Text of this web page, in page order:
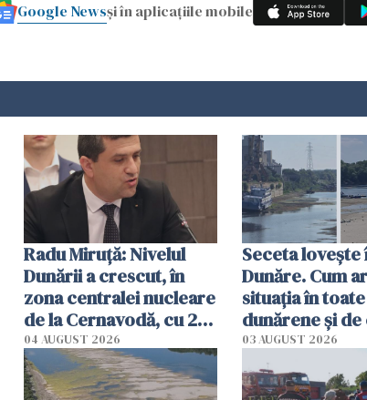
Google Newsși în aplicațiile mobile
Radu Miruţă: Nivelul
Dunării a crescut, în
zona centralei nucleare
de la Cernavodă, cu 2
cm faţă de ziua trecută
04 AUGUST 2026
Seceta
Dunăre. Cum
situația în
dunărene și de
România
efectele, deși a
în iulie
03 AUGUST 2026